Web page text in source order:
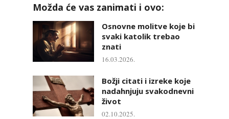
Možda će vas zanimati i ovo:
Osnovne molitve koje bi
svaki katolik trebao
znati
16.03.2026.
Božji citati i izreke koje
nadahnjuju svakodnevni
život
02.10.2025.